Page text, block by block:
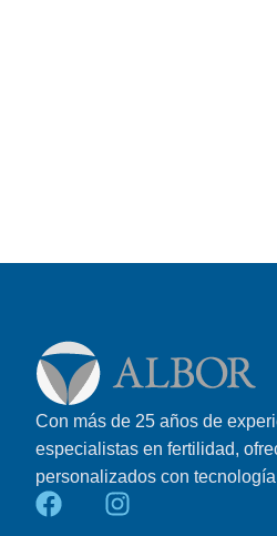
Con más de 25 años de
especialistas en fertilidad,
personalizados con